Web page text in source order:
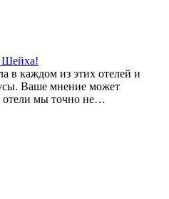
в каждом из этих отелей и
Ваше мнение может
отели мы точно не…